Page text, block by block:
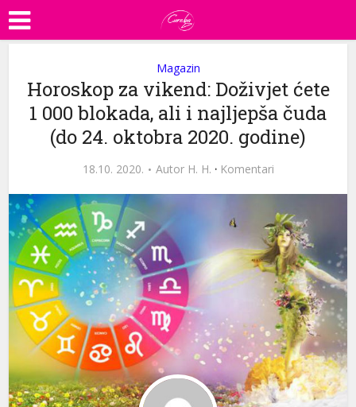
Magazin
Horoskop za vikend: Doživjet ćete
1 000 blokada, ali i najljepša čuda
(do 24. oktobra 2020. godine)
18.10. 2020. Autor H. H. · Komentari